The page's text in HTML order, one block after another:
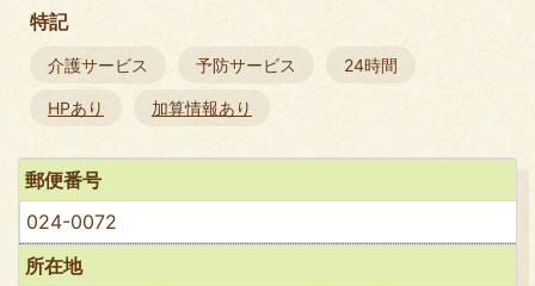
特記
介護サービス 予防サービス 24時間
HPあり 加算情報あり
郵便番号
024-0072
所在地